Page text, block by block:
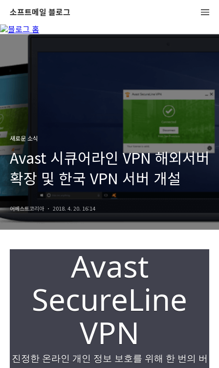
소프트메일 블로그
새로운 소식
Avast 시큐어라인 VPN 해외서버
확장 및 한국 VPN 서버 개설
어베스트코리아 2018. 4. 20. 16:14
Avast
SecureLine
VPN
진정한 온라인 개인 정보 보호를 위해 한 번의 버